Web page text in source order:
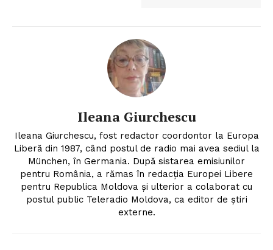
Un proiect
FREEDOM HOUSE ROMÂNIA
Ileana Giurchescu
Ileana Giurchescu, fost redactor coordontor la Europa
Liberă din 1987, când postul de radio mai avea sediul la
München, în Germania. După sistarea emisiunilor
pentru România, a rămas în redacția Europei Libere
pentru Republica Moldova și ulterior a colaborat cu
postul public Teleradio Moldova, ca editor de știri
externe.